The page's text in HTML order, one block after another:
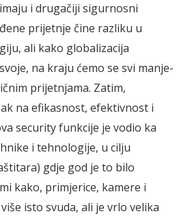
i drugačiji sigurnosni
prijetnje čine razliku u
ali kako globalizacija
na kraju ćemo se svi manje-
prijetnjama. Zatim,
na efikasnost, efektivnost i
security funkcije je vodio ka
i tehnologije, u cilju
gdje god je to bilo
kako, primjerice, kamere i
isto svuda, ali je vrlo velika